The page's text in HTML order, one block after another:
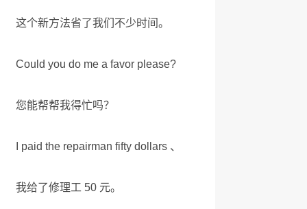
这个新方法省了我们不少时间。
Could you do me a favor please?
您能帮帮我得忙吗？
I paid the repairman fifty dollars 、
我给了修理工 50 元。